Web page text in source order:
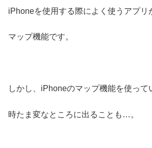
iPhoneを使用する際によく使うアプリ
マップ機能です。
しかし、iPhoneのマップ機能を使って
時たま変なところに出ることも…。